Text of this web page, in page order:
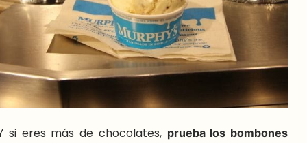
si eres más de chocolates, prueba los bombones